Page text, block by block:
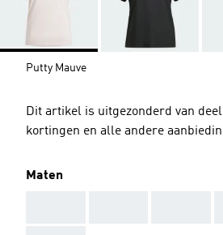
Putty Mauve
Dit artikel is uitgezonderd van
kortingen en alle andere
Maten